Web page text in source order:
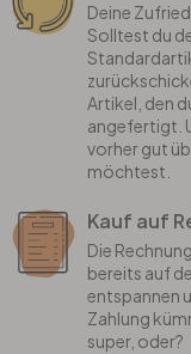
Deine
Solltest du
Artikel, den
angefertigt.
vorher gut
möchtest.
Kauf auf
Die
bereits auf
entspannen
Zahlung
super, oder?